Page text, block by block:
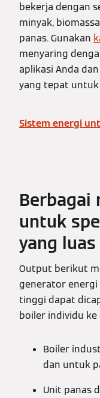
bekerja dengan
minyak,
panas. Gunakan
menyaring
aplikasi Anda
yang tepat untuk
Sistem energi
Berbagai
untuk
yang luas
Output berikut
generator energi
tinggi dapat
boiler individu ke
Boiler
dan untuk
Unit panas